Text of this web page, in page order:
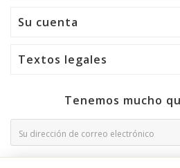
Su cuenta
Textos legales
Tenemos mucho